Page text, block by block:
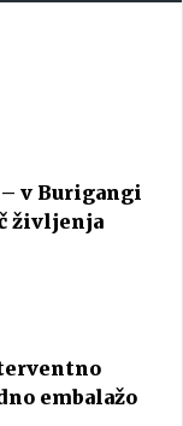
v Burigangi
življenja
embalažo